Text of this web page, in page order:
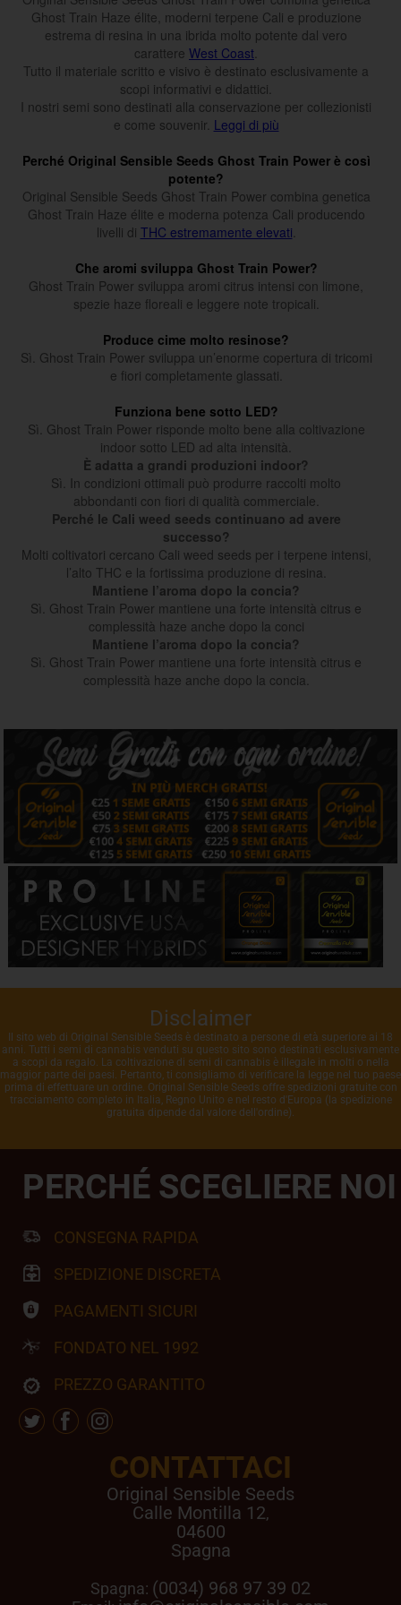
Ghost Train Haze élite, moderni terpene Cali e produzione
estrema di resina in una ibrida molto potente dal vero
carattere West Coast.
Tutto il materiale scritto e visivo è destinato esclusivamente a
scopi informativi e didattici.
I nostri semi sono destinati alla conservazione per collezionisti
e come souvenir. Leggi di più
Perché Original Sensible Seeds Ghost Train Power è così
potente?
Original Sensible Seeds Ghost Train Power combina genetica
Ghost Train Haze élite e moderna potenza Cali producendo
livelli di THC estremamente elevati.
Che aromi sviluppa Ghost Train Power?
Ghost Train Power sviluppa aromi citrus intensi con limone,
spezie haze floreali e leggere note tropicali.
Produce cime molto resinose?
Sì. Ghost Train Power sviluppa un’enorme copertura di tricomi
e fiori completamente glassati.
Funziona bene sotto LED?
Sì. Ghost Train Power risponde molto bene alla coltivazione
indoor sotto LED ad alta intensità.
È adatta a grandi produzioni indoor?
Sì. In condizioni ottimali può produrre raccolti molto
abbondanti con fiori di qualità commerciale.
Perché le Cali weed seeds continuano ad avere
successo?
Molti coltivatori cercano Cali weed seeds per i terpene intensi,
l’alto THC e la fortissima produzione di resina.
Mantiene l’aroma dopo la concia?
Sì. Ghost Train Power mantiene una forte intensità citrus e
complessità haze anche dopo la conci
Mantiene l’aroma dopo la concia?
Sì. Ghost Train Power mantiene una forte intensità citrus e
complessità haze anche dopo la concia.
Disclaimer
Il sito web di Original Sensible Seeds è destinato a persone di età superiore ai 18
anni. Tutti i semi di cannabis venduti su questo sito sono destinati esclusivamente
a scopi da regalo. La coltivazione di semi di cannabis è illegale in molti o nella
maggior parte dei paesi. Pertanto, ti consigliamo di verificare la legge nel tuo paese
prima di effettuare un ordine. Original Sensible Seeds offre spedizioni gratuite con
tracciamento completo in Italia, Regno Unito e nel resto d'Europa (la spedizione
gratuita dipende dal valore dell'ordine).
CONTATTACI
Original Sensible Seeds
Calle Montilla 12,
04600
Spagna
Spagna: (0034) 968 97 39 02
PERCHÉ SCEGLIERE NOI
CONSEGNA RAPIDA
SPEDIZIONE DISCRETA
PAGAMENTI SICURI
FONDATO NEL 1992
PREZZO GARANTITO